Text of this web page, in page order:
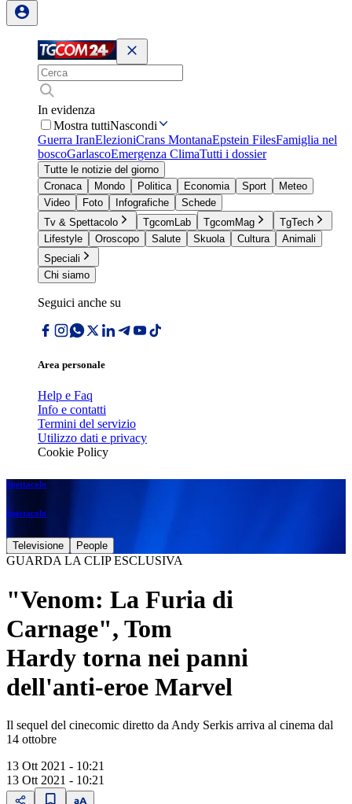
In evidenza
Mostra tuttiNascondi
Guerra IranElezioniCrans MontanaEpstein FilesFamiglia nel
boscoGarlascoEmergenza ClimaTutti i dossier
Tutte le notizie del giorno
Cronaca
Mondo Politica Economia Sport
Meteo
Video
Foto Infografiche
Schede
Tv & Spettacolo
TgcomLab TgcomMag
TgTech
Lifestyle
Oroscopo Salute Skuola Cultura
Animali
Speciali
Chi siamo
Seguici anche su
Area personale
Help e Faq
Info e contatti
Termini del servizio
Utilizzo dati e privacy
Cookie Policy
Spettacolo
Spettacolo
Televisione People
GUARDA LA CLIP ESCLUSIVA
"Venom: La Furia di
Carnage", Tom
Hardy torna nei panni
dell'anti-eroe Marvel
Il sequel del cinecomic diretto da Andy Serkis arriva al cinema dal
14 ottobre
13 Ott 2021 - 10:21
13 Ott 2021 - 10:21